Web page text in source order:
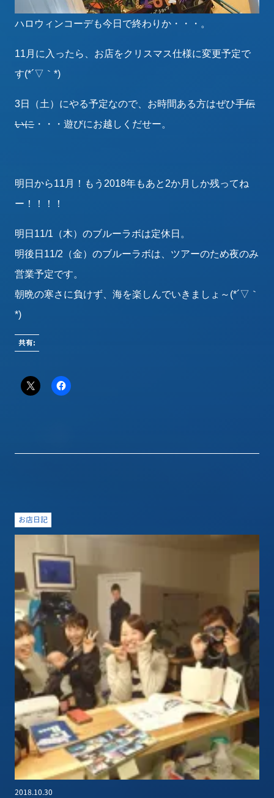
ハロウィンコーデも今日で終わりか・・・。
11月に入ったら、お店をクリスマス仕様に変更予定で
す(*´▽｀*)
3日（土）にやる予定なので、お時間ある方はぜひ手伝
いに ・・・遊びにお越しくだせー。
明日から11月！もう2018年もあと2か月しか残ってね
ー！！！！
明日11/1（木）のブルーラボは定休日。
明後日11/2（金）のブルーラボは、ツアーのため夜のみ
営業予定です。
朝晩の寒さに負けず、海を楽しんでいきましょ～(*´▽｀
*)
共有:
お店日記
2018.10.30